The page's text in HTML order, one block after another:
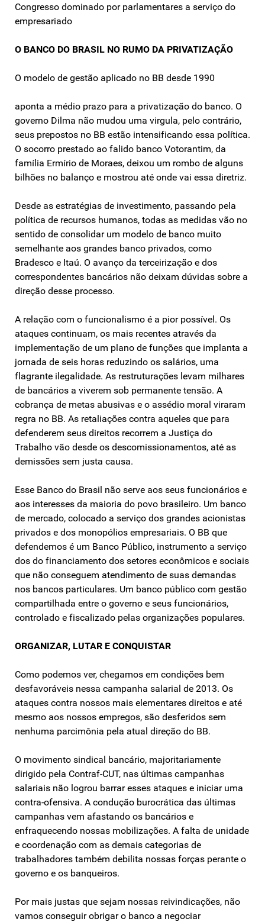
Congresso dominado por parlamentares a serviço do
empresariado
O BANCO DO BRASIL NO RUMO DA PRIVATIZAÇÃO
O modelo de gestão aplicado no BB desde 1990
aponta a médio prazo para a privatização do banco. O
governo Dilma não mudou uma virgula, pelo contrário,
seus prepostos no BB estão intensificando essa política.
O socorro prestado ao falido banco Votorantim, da
família Ermírio de Moraes, deixou um rombo de alguns
bilhões no balanço e mostrou até onde vai essa diretriz.
Desde as estratégias de investimento, passando pela
política de recursos humanos, todas as medidas vão no
sentido de consolidar um modelo de banco muito
semelhante aos grandes banco privados, como
Bradesco e Itaú. O avanço da terceirização e dos
correspondentes bancários não deixam dúvidas sobre a
direção desse processo.
A relação com o funcionalismo é a pior possível. Os
ataques continuam, os mais recentes através da
implementação de um plano de funções que implanta a
jornada de seis horas reduzindo os salários, uma
flagrante ilegalidade. As restruturações levam milhares
de bancários a viverem sob permanente tensão. A
cobrança de metas abusivas e o assédio moral viraram
regra no BB. As retaliações contra aqueles que para
defenderem seus direitos recorrem a Justiça do
Trabalho vão desde os descomissionamentos, até as
demissões sem justa causa.
Esse Banco do Brasil não serve aos seus funcionários e
aos interesses da maioria do povo brasileiro. Um banco
de mercado, colocado a serviço dos grandes acionistas
privados e dos monopólios empresariais. O BB que
defendemos é um Banco Público, instrumento a serviço
dos do financiamento dos setores econômicos e sociais
que não conseguem atendimento de suas demandas
nos bancos particulares. Um banco público com gestão
compartilhada entre o governo e seus funcionários,
controlado e fiscalizado pelas organizações populares.
ORGANIZAR, LUTAR E CONQUISTAR
Como podemos ver, chegamos em condições bem
desfavoráveis nessa campanha salarial de 2013. Os
ataques contra nossos mais elementares direitos e até
mesmo aos nossos empregos, são desferidos sem
nenhuma parcimônia pela atual direção do BB.
O movimento sindical bancário, majoritariamente
dirigido pela Contraf-CUT, nas últimas campanhas
salariais não logrou barrar esses ataques e iniciar uma
contra-ofensiva. A condução burocrática das últimas
campanhas vem afastando os bancários e
enfraquecendo nossas mobilizações. A falta de unidade
e coordenação com as demais categorias de
trabalhadores também debilita nossas forças perante o
governo e os banqueiros.
Por mais justas que sejam nossas reivindicações, não
vamos conseguir obrigar o banco a negociar